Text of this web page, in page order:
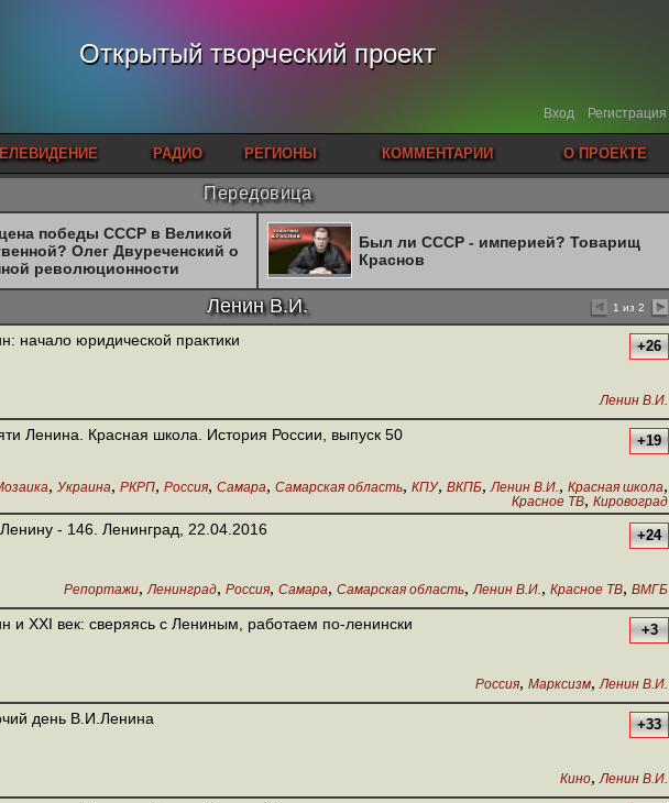
Открытый творческий проект
Вход Регистрация
РАДИО РЕГИОНЫ КОММЕНТАРИИ О ПРОЕКТЕ
Передовица
победы СССР в Великой
Олег Двуреченский о
революционности
Был ли СССР - империей? Товарищ
Краснов
Ленин В.И. 1 из 2
начало юридической практики +26
Ленин В.И.
Ленина. Красная школа. История России, выпуск 50 +19
, Украина, РКРП, Россия, Самара, Самарская область, КПУ, ВКПБ, Ленин В.И., Красная школа,
Красное ТВ, Кировоград
- 146. Ленинград, 22.04.2016 +24
Репортажи, Ленинград, Россия, Самара, Самарская область, Ленин В.И., Красное ТВ, ВМГБ
и XXI век: сверяясь с Лениным, работаем по-ленински +3
Россия, Марксизм, Ленин В.И.
день В.И.Ленина +33
Кино, Ленин В.И.